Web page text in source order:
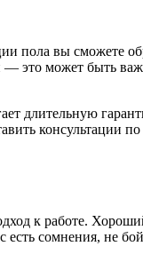
пола вы сможете
— это может быть
длительную
консультации
к работе.
сомнения, не